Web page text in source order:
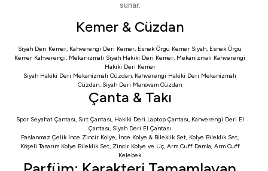
sunar.
Kemer & Cüzdan
Siyah Deri Kemer, Kahverengi Deri Kemer, Esnek Örgü Kemer Siyah, Esnek Örgü
Kemer Kahverengi, Mekanizmalı Siyah Hakiki Deri Kemer, Mekanizmalı Kahverengi
Hakiki Deri Kemer
Siyah Hakiki Deri Mekanizmalı Cüzdan, Kahverengi Hakiki Deri Mekanizmalı
Cüzdan, Siyah Deri Manovam Cüzdan
Çanta & Takı
Spor Seyahat Çantası, Sırt Çantası, Hakiki Deri Laptop Çantası, Kahverengi Deri El
Çantası, Siyah Deri El Çantası
Paslanmaz Çelik İnce Zincir Kolye, İnce Kolye & Bileklik Set, Kolye Bileklik Set,
Köşeli Tasarım Kolye Bileklik Set, Zincir Kolye ve Uç, Arm Cuff Damla, Arm Cuff
Kelebek